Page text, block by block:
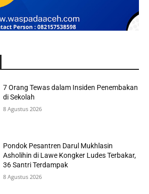
7 Orang Tewas dalam Insiden Penembakan
di Sekolah
8 Agustus 2026
Pondok Pesantren Darul Mukhlasin
Asholihin di Lawe Kongker Ludes Terbakar,
36 Santri Terdampak
8 Agustus 2026